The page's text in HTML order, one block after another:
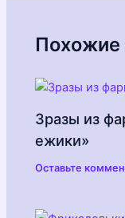
Похожие
Зразы из
ежики»
Оставьте